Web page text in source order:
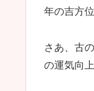
年の吉方
さあ、古
の運気向